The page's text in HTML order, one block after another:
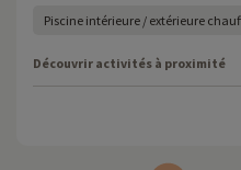
Piscine intérieure / extérieure
Découvrir activités à proximité